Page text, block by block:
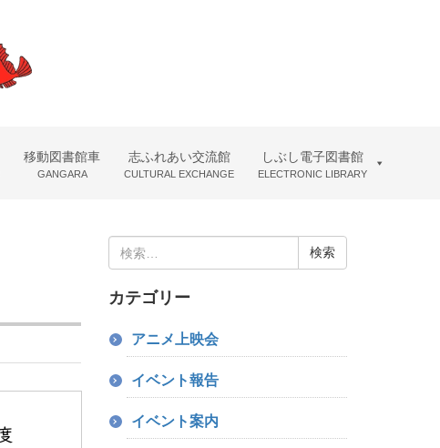
移動図書館車
GANGARA
志ふれあい交流館
CULTURAL EXCHANGE
しぶし電子図書館
ELECTRONIC LIBRARY
索:
カテゴリー
アニメ上映会
イベント報告
イベント案内